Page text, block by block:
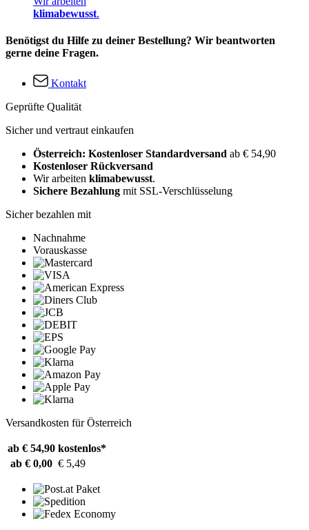
klimabewusst.
Benötigst du Hilfe zu deiner Bestellung? Wir beantworten
gerne deine Fragen.
Kontakt
Geprüfte Qualität
Sicher und vertraut einkaufen
Österreich: Kostenloser Standardversand ab € 54,90
Kostenloser Rückversand
Wir arbeiten klimabewusst.
Sichere Bezahlung mit SSL-Verschlüsselung
Sicher bezahlen mit
Nachnahme
Vorauskasse
Versandkosten für Österreich
ab € 54,90 kostenlos*
ab € 0,00 € 5,49